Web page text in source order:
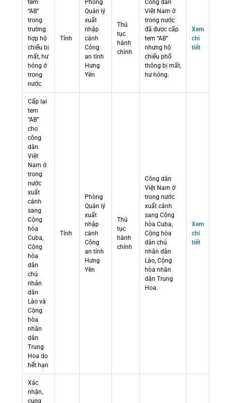
tem
“AB”
trong
trường
hợp hộ
chiếu bị
mất, hư
hỏng ở
trong
nước
Tỉnh
Phòng
Quản lý
xuất
nhập
cảnh
Công
an tỉnh
Hưng
Yên
Thủ
tục
hành
chính
Công dân
Việt Nam ở
trong nước
đã được cấp
tem “AB”
nhưng hộ
chiếu phổ
thông bị mất,
hư hỏng.
Xem
chi
tiết
Cấp lại
tem
“AB”
cho
công
dân
Việt
Nam ở
trong
nước
xuất
cảnh
sang
Cộng
hòa
Cuba,
Cộng
hòa
dân
chủ
nhân
dân
Lào và
Cộng
hòa
nhân
dân
Trung
Hoa do
hết hạn
Tỉnh
Phòng
Quản lý
xuất
nhập
cảnh
Công
an tỉnh
Hưng
Yên
Thủ
tục
hành
chính
Công dân
Việt Nam ở
trong nước
xuất cảnh
sang Cộng
hòa Cuba,
Cộng hòa
dân chủ
nhân dân
Lào, Cộng
hòa nhân
dân Trung
Hoa.
Xem
chi
tiết
Xác
nhận,
cung